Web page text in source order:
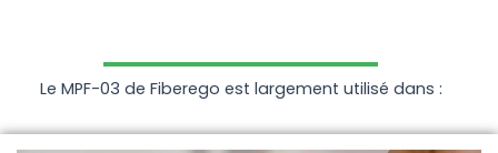
Le MPF-03 de Fiberego est largement utilisé dans :